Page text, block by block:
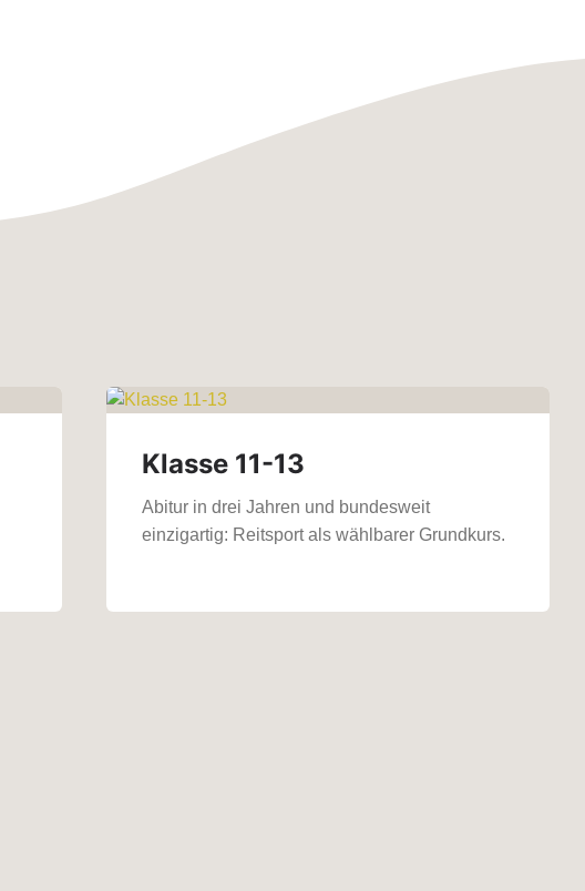
Klasse 11-13
Abitur in drei Jahren und bundesweit
einzigartig: Reitsport als wählbarer Grundkurs.